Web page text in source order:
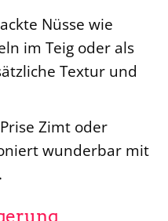
Nüsse wie
im Teig oder als
Textur und
Zimt oder
wunderbar mit